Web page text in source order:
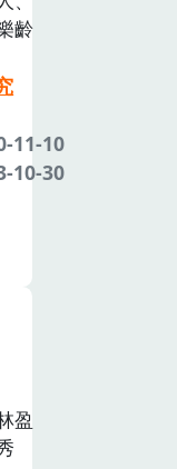
齡
11-10
10-30
盈